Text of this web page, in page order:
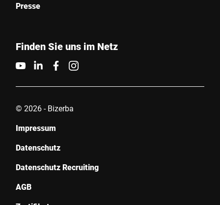
Presse
Finden Sie uns im Netz
© 2026 - Bizerba
Impressum
Datenschutz
Datenschutz Recruiting
AGB